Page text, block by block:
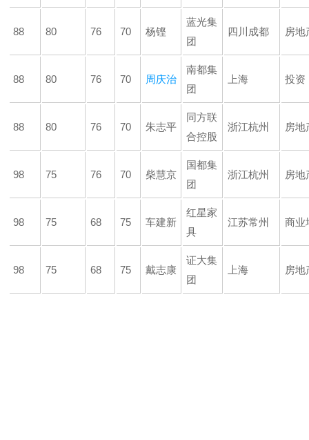
88 80 76 70 杨铿
蓝光集
团
四川成都 房地
88 80 76 70 周庆治
南都集
团
上海 投资
88 80 76 70 朱志平
同方联
合控股
浙江杭州 房地
98 75 76 70 柴慧京
国都集
团
浙江杭州 房地
98 75 68 75 车建新
红星家
具
江苏常州 商业
98 75 68 75 戴志康
证大集
团
上海 房地